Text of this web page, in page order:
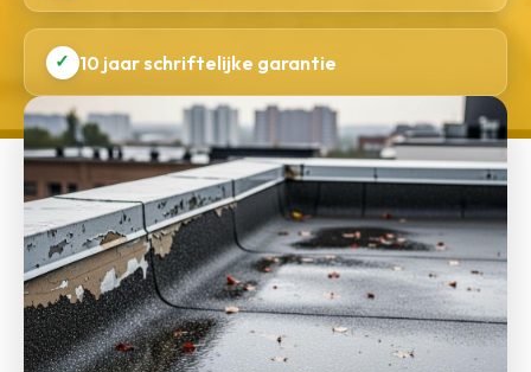
✓ 10 jaar schriftelijke garantie